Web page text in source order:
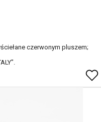
czerwonym pluszem;